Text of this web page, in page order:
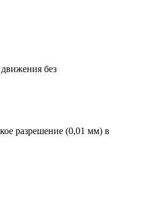
без
разрешение (0,01 мм) в